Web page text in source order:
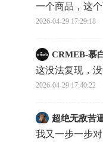
一个商品，这
2026-04-29 17:29:18
CRMEB-慕
这没法复现，
2026-04-29 17:40:22
超绝无敌苦
我又一步一步